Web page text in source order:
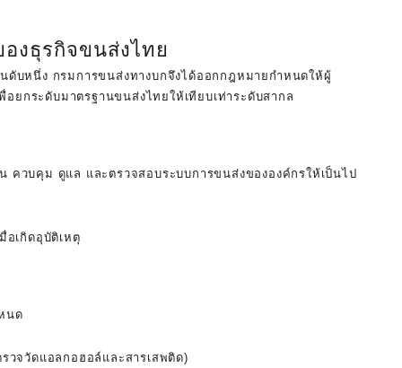
งธุรกิจขนส่งไทย
ดับหนึ่ง กรมการขนส่งทางบกจึงได้ออกกฎหมายกำหนดให้ผู้
พื่อยกระดับมาตรฐานขนส่งไทยให้เทียบเท่าระดับสากล
วบคุม ดูแล และตรวจสอบระบบการขนส่งขององค์กรให้เป็นไป
เกิดอุบัติเหตุ
นด
วจวัดแอลกอฮอล์และสารเสพติด)